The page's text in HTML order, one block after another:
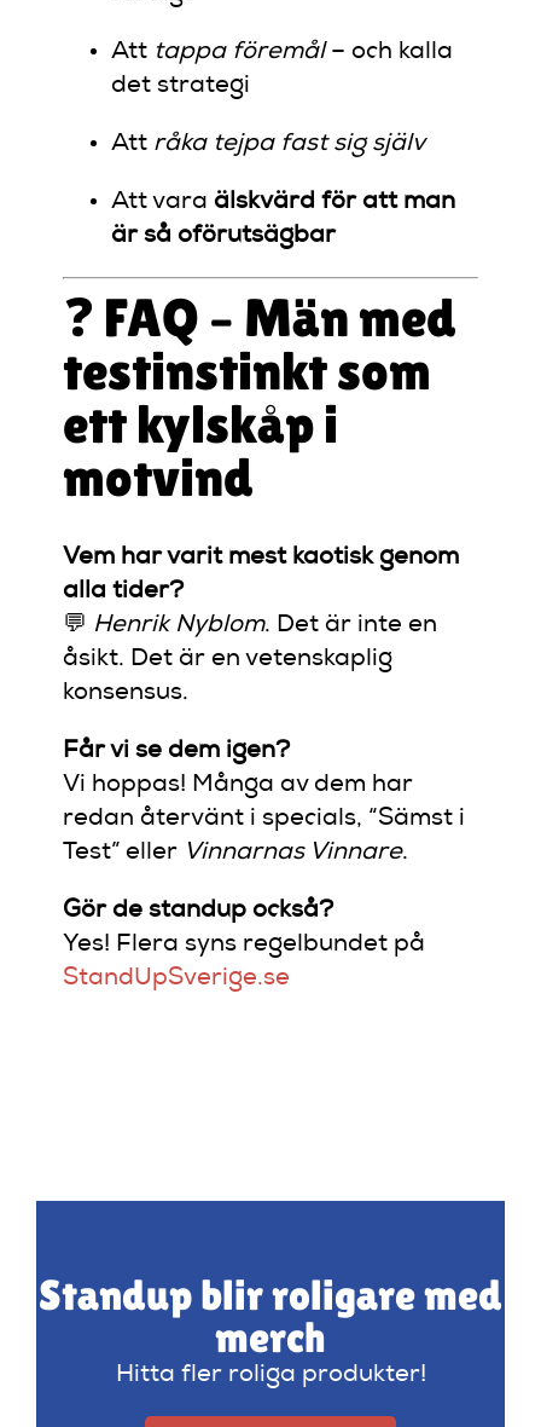
Att tappa föremål– och kalla
det strategi
Att råka tejpa fast sig själv
Att varaälskvärd för att man
är så oförutsägbar
❓ FAQ – Män med
testinstinkt som
ett kylskåp i
motvind
Vem har varit mest kaotisk genom
alla tider?
💬 Henrik Nyblom. Det är inte en
åsikt. Det är en vetenskaplig
konsensus.
Får vi se dem igen?
Vi hoppas! Många av dem har
redan återvänt i specials, “Sämst i
Test” eller Vinnarnas Vinnare.
Gör de standup också?
Yes! Flera syns regelbundet på
StandUpSverige.se
Standup blir roligare med
merch
Hitta fler roliga produkter!